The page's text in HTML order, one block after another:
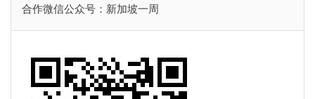
合作微信公众号：新加坡一周